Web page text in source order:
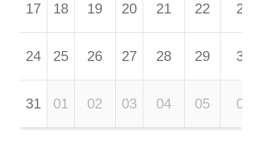
17 18 19 20 21 22 23
24 25 26 27 28 29 30
31 01 02 03 04 05 06